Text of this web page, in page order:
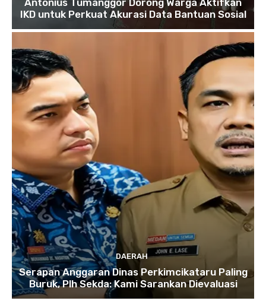
Antonius Tumanggor Dorong Warga Aktifkan
IKD untuk Perkuat Akurasi Data Bantuan Sosial
DAERAH
Serapan Anggaran Dinas Perkimcikataru Paling
Buruk, Plh Sekda: Kami Sarankan Dievaluasi